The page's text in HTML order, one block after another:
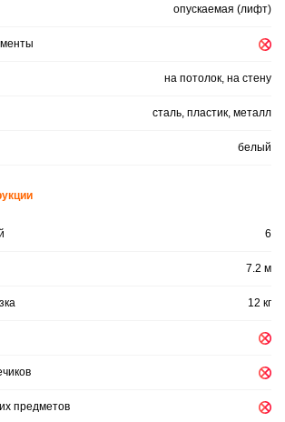
опускаемая (лифт)
на потолок, на стену
сталь, пластик, металл
белый
6
7.2 м
12 кг
предметов